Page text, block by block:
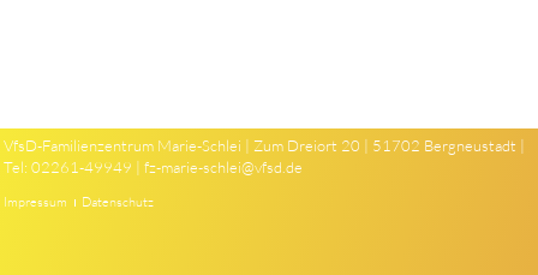
VfsD-Familienzentrum Marie-Schlei | Zum Dreiort 20 | 51702 Bergneustadt |
Tel: 02261-49949 |fz-marie-schlei@vfsd.de
Impressum Datenschutz